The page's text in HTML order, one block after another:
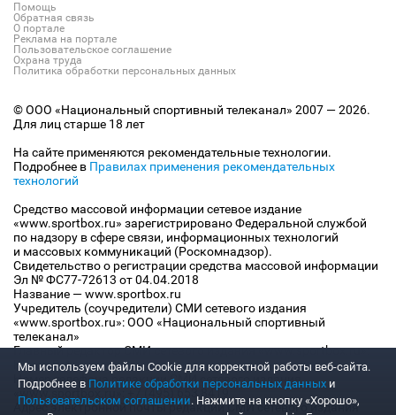
Помощь
Обратная связь
О портале
Реклама на портале
Пользовательское соглашение
Охрана труда
Политика обработки персональных данных
© ООО «Национальный спортивный телеканал» 2007 — 2026.
Для лиц старше 18 лет
На сайте применяются рекомендательные технологии.
Подробнее в Правилах применения рекомендательных
технологий
Средство массовой информации сетевое издание
«www.sportbox.ru» зарегистрировано Федеральной службой
по надзору в сфере связи, информационных технологий
и массовых коммуникаций (Роскомнадзор).
Свидетельство о регистрации средства массовой информации
Эл № ФС77-72613 от 04.04.2018
Название — www.sportbox.ru
Учредитель (соучредители) СМИ сетевого издания
«www.sportbox.ru»: ООО «Национальный спортивный
телеканал»
Главный редактор СМИ сетевого издания «www.sportbox.ru»:
Конов В.А.
Номер телефона редакции СМИ сетевого издания
«www.sportbox.ru»: +7 (495) 653 8419
Адрес электронной почты редакции СМИ сетевого издания
Мы используем файлы Сookie для корректной работы веб-сайта.
Подробнее в Политике обработки персональных данных и
Пользовательском соглашении. Нажмите на кнопку «Хорошо»,